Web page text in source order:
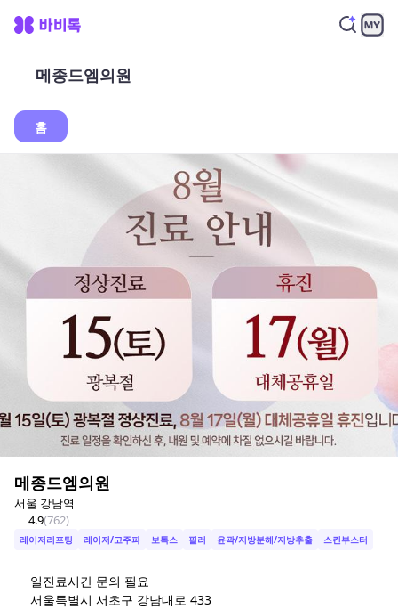
메종드엠의원
홈
메종드엠의원
서울 강남역
4.9(762)
레이저리프팅 레이저/고주파 보톡스 필러 윤곽/지방분해/지방추출 스킨부스터
일진료시간 문의 필요
서울특별시 서초구 강남대로 433